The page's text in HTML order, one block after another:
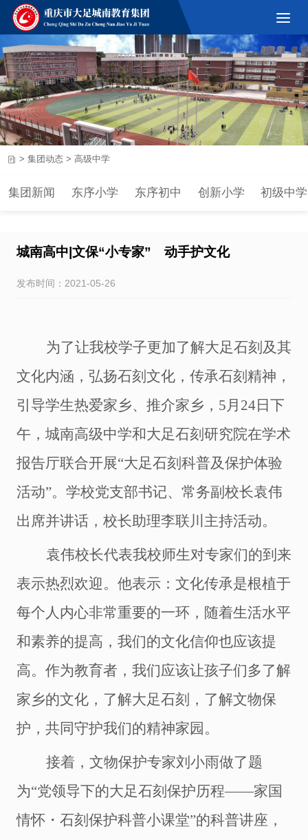
集团新闻 东序小学 东序初中 创新小学 初级中学
> 集团动态> 高级中学
城南高中|文保“小专家” 动手护文化
发布时间：2021-05-26
为了让我校学子更加了解大足石刻及其
文化内涵， 弘扬石刻文化，传承石刻 精神 ，
引导学生热爱家乡、推介家乡， 5月24日下
午，城南高级中学和大足石刻研究院在学术
报告厅联合开展“大足石刻科普及保护体验
活动”。学校党支部书记、常务副校长袁伟
出席并讲话，校长助理李联川主持活动。
袁伟校长代表我校师生对专家们的到来
表示热烈欢迎。他表示： 文化传承是根植于
每个人内心非常重要的一环，随着生活水平
和素养的提高，我们的文化信仰也应该提
高。作为教育者，我们应该让孩子们多了解
家乡的文化， 了解大足石刻，了解文物保
护 ， 共同守护我们的精神家园。
接着，文物保护专家刘小雨做了题
为“党领导下的大足石刻保护历程――家国
情怀・石刻保护科普小课堂”的科普讲座，